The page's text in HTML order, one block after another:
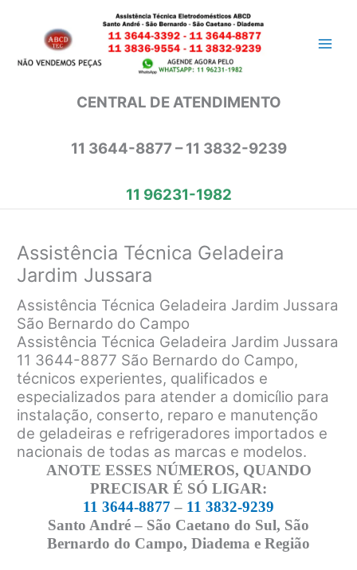
conteúdo
CENTRAL DE ATENDIMENTO
11 3644-8877 – 11 3832-9239
11 96231-1982
Assistência Técnica Geladeira
Jardim Jussara
Assistência Técnica Geladeira Jardim Jussara
São Bernardo do Campo
Assistência Técnica Geladeira Jardim Jussara
11 3644-8877 São Bernardo do Campo,
técnicos experientes, qualificados e
especializados para atender a domicílio para
instalação, conserto, reparo e manutenção
de geladeiras e refrigeradores importados e
nacionais de todas as marcas e modelos.
ANOTE ESSES NÚMEROS, QUANDO
PRECISAR É SÓ LIGAR:
11 3644-8877 – 11 3832-9239
Santo André – São Caetano do Sul, São
Bernardo do Campo, Diadema e Região